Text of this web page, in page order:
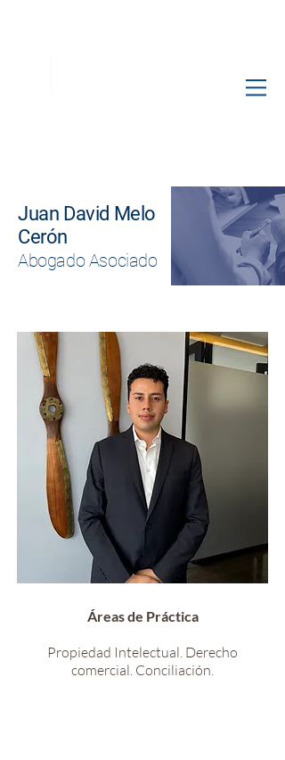
Juan David Melo
Cerón
Abogado Asociado
Áreas de Práctica
Propiedad Intelectual. Derecho
comercial. Conciliación.